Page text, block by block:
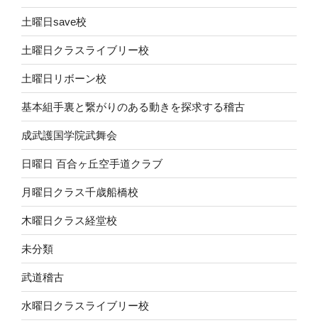
土曜日save校
土曜日クラスライブリー校
土曜日リボーン校
基本組手裏と繋がりのある動きを探求する稽古
成武護国学院武舞会
日曜日 百合ヶ丘空手道クラブ
月曜日クラス千歳船橋校
木曜日クラス経堂校
未分類
武道稽古
水曜日クラスライブリー校